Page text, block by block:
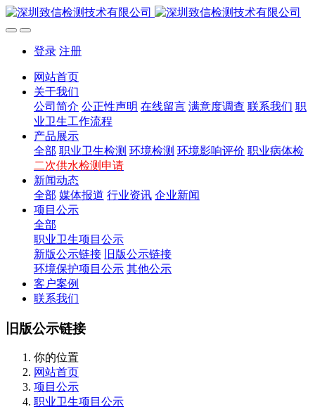
登录 注册
网站首页
关于我们
公司简介 公正性声明 在线留言 满意度调查 联系我们 职
业卫生工作流程
产品展示
全部 职业卫生检测 环境检测 环境影响评价 职业病体检
二次供水检测申请
新闻动态
全部 媒体报道 行业资讯 企业新闻
项目公示
全部
职业卫生项目公示
新版公示链接
旧版公示链接
环境保护项目公示 其他公示
客户案例
联系我们
旧版公示链接
你的位置
网站首页
项目公示
职业卫生项目公示